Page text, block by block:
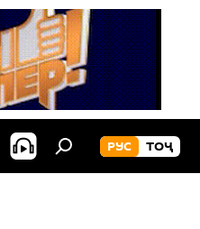
РУС ТОҶ